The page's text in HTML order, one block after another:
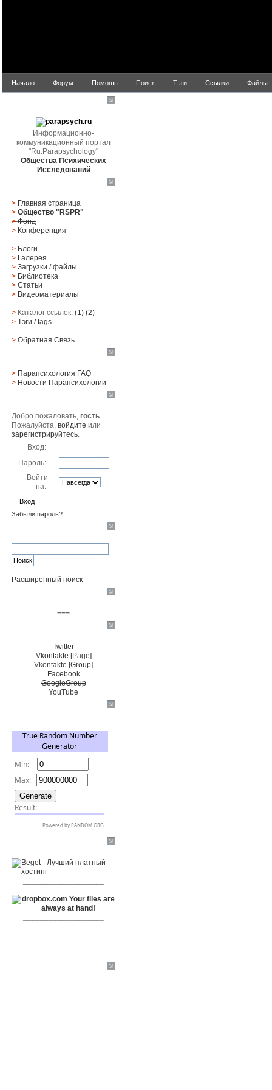
Начало Форум Помощь Поиск Тэги Ссылки Файлы
Информационно-
коммуникационный портал
"Ru.Parapsychology"
Общества Психических
Исследований
> Главная страница
> Общество "RSPR"
> Фонд
> Конференция
> Блоги
> Галерея
> Загрузки/файлы
> Библиотека
> Статьи
> Видеоматериалы
> Каталог ссылок:(1) (2)
> Тэги/ tags
> Обратная Cвязь
> Парапсихология FAQ
> Новости Парапсихологии
Добро пожаловать,гость.
Пожалуйста,войдите или
зарегистрируйтесь.
Вход:
Пароль:
Войти
на:
Забыли пароль?
Расширенный поиск
===
Twitter
Vkontakte [Page]
Vkontakte [Group]
Facebook
GoogleGroup
YouTube